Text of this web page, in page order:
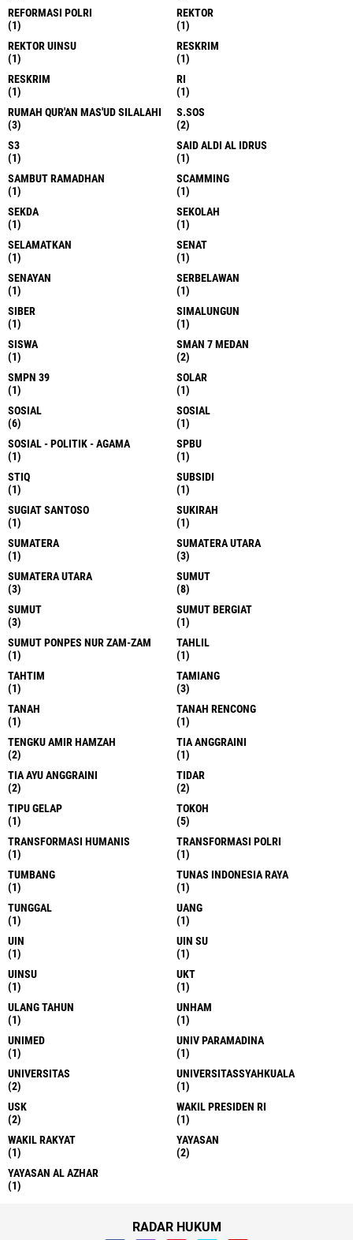
REFORMASI POLRI
(1)
REKTOR
(1)
REKTOR UINSU
(1)
RESKRIM
(1)
RESKRIM
(1)
RI
(1)
RUMAH QUR'AN MAS'UD SILALAHI
(3)
S.SOS
(2)
S3
(1)
SAID ALDI AL IDRUS
(1)
SAMBUT RAMADHAN
(1)
SCAMMING
(1)
SEKDA
(1)
SEKOLAH
(1)
SELAMATKAN
(1)
SENAT
(1)
SENAYAN
(1)
SERBELAWAN
(1)
SIBER
(1)
SIMALUNGUN
(1)
SISWA
(1)
SMAN 7 MEDAN
(2)
SMPN 39
(1)
SOLAR
(1)
SOSIAL
(6)
SOSIAL
(1)
SOSIAL - POLITIK - AGAMA
(1)
SPBU
(1)
STIQ
(1)
SUBSIDI
(1)
SUGIAT SANTOSO
(1)
SUKIRAH
(1)
SUMATERA
(1)
SUMATERA UTARA
(3)
SUMATERA UTARA
(3)
SUMUT
(8)
SUMUT
(3)
SUMUT BERGIAT
(1)
SUMUT PONPES NUR ZAM-ZAM
(1)
TAHLIL
(1)
TAHTIM
(1)
TAMIANG
(3)
TANAH
(1)
TANAH RENCONG
(1)
TENGKU AMIR HAMZAH
(2)
TIA ANGGRAINI
(1)
TIA AYU ANGGRAINI
(2)
TIDAR
(2)
TIPU GELAP
(1)
TOKOH
(5)
TRANSFORMASI HUMANIS
(1)
TRANSFORMASI POLRI
(1)
TUMBANG
(1)
TUNAS INDONESIA RAYA
(1)
TUNGGAL
(1)
UANG
(1)
UIN
(1)
UIN SU
(1)
UINSU
(1)
UKT
(1)
ULANG TAHUN
(1)
UNHAM
(1)
UNIMED
(1)
UNIV PARAMADINA
(1)
UNIVERSITAS
(2)
UNIVERSITASSYAHKUALA
(1)
USK
(2)
WAKIL PRESIDEN RI
(1)
WAKIL RAKYAT
(1)
YAYASAN
(2)
YAYASAN AL AZHAR
(1)
RADAR HUKUM